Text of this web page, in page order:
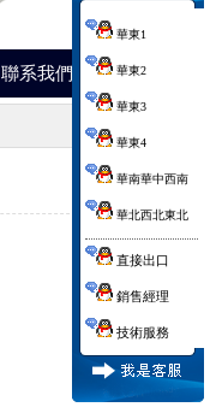
聯系我們
華東1
華東2
華東3
華東4
華南華中西南
華北西北東北
直接出口
銷售經理
技術服務